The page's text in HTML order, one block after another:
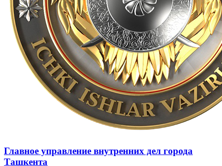
Главное управление внутренних дел города
Ташкента